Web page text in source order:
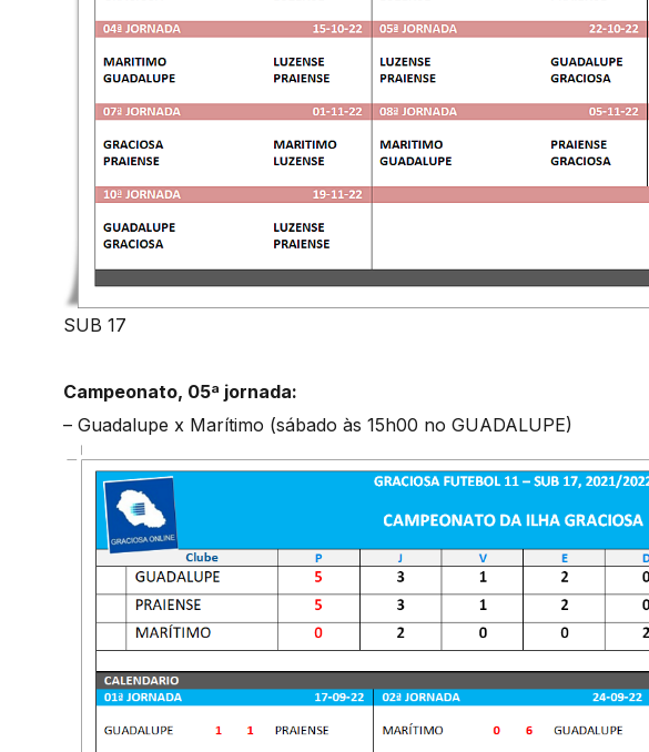
SUB 17
Campeonato, 05ª jornada:
– Guadalupe x Marítimo (sábado às 15h00 no GUADALUPE)